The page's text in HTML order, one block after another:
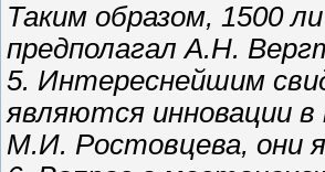
Таким образом, 1500
предполагал А.Н.
5. Интереснейшим
являются инновации в
М.И. Ростовцева, они